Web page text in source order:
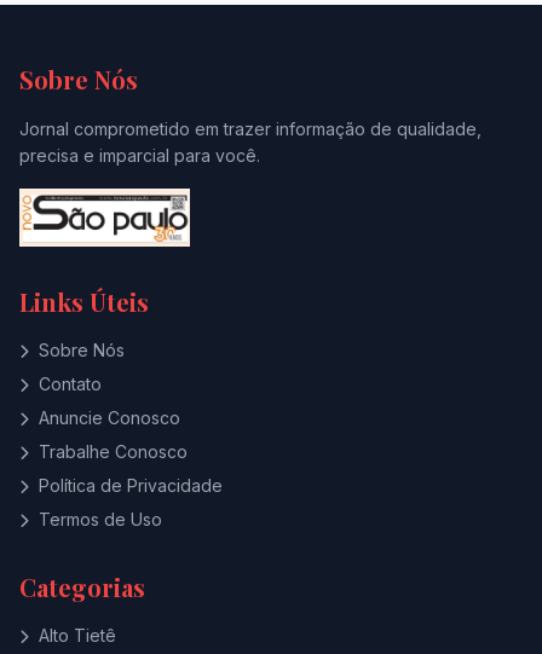
Sobre Nós
Jornal comprometido em trazer informação de qualidade,
precisa e imparcial para você.
Links Úteis
Sobre Nós
Contato
Anuncie Conosco
Trabalhe Conosco
Política de Privacidade
Termos de Uso
Categorias
Alto Tietê